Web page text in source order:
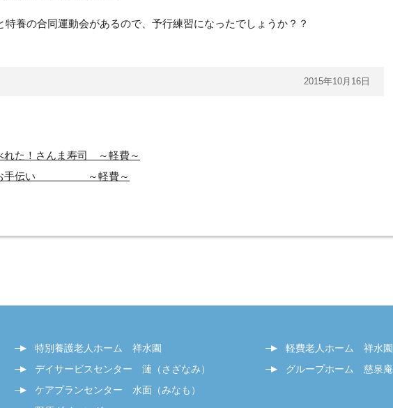
特養の合同運動会があるので、予行練習になったでしょうか？？
2015年10月16日
れた！さんま寿司 ～軽費～
お手伝い ～軽費～
特別養護老人ホーム 祥水園
デイサービスセンター 漣（さざなみ）
ケアプランセンター 水面（みなも）
軽費老人ホーム 祥水園
グループホーム 慈泉庵